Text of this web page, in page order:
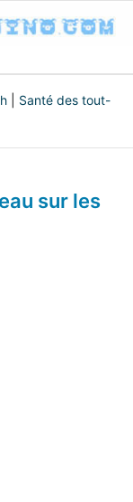
Santé des tout-
sur les